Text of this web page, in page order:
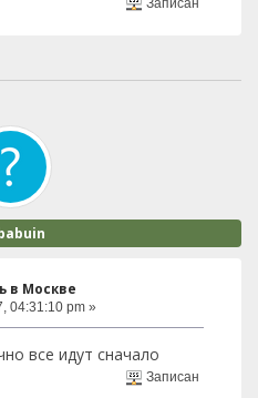
в Москве
04:31:10 pm »
все идут сначало
Записан